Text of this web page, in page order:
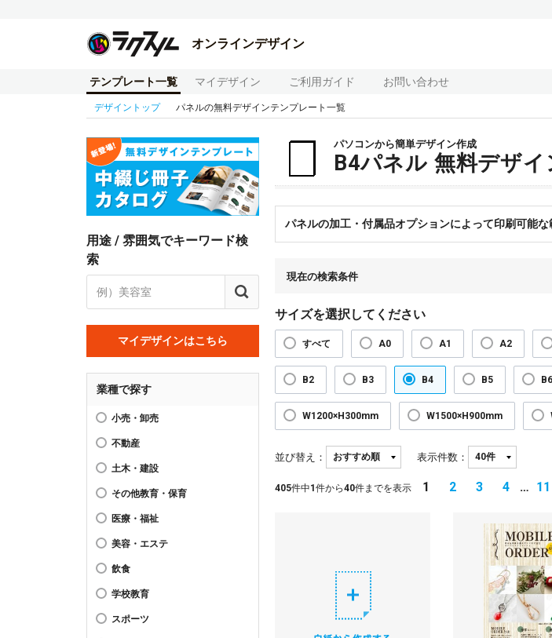
オンラインデザイン
テンプレート一覧 マイデザイン ご利用ガイド お問い合わせ
デザイントップ パネルの無料デザインテンプレート一覧
用途 / 雰囲気でキーワード検
索
マイデザインはこちら
業種で探す
小売・卸売
不動産
土木・建設
その他教育・保育
医療・福祉
美容・エステ
飲食
学校教育
スポーツ
パソコンから簡単デザイン作成
B4パネル 無料デザ
パネルの加工・付属品オプションによって印刷可能
現在の検索条件
サイズを選択してください
すべて A0 A1 A2
B2 B3 B4 B5 B6
W1200×H300mm W1500×H900mm
並び替え： 表示件数：
405件中1 件から40件までを表示 1 2 3 4 … 11